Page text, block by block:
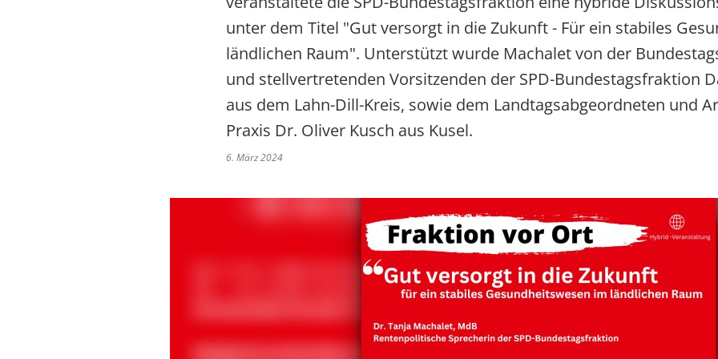
SOMMERFEST DER INITIATIVE
INITIATIVE FÜR
ALLIZE - DIE APP FÜR
HERZLICHE EINLADUNG
unter dem Titel "Gut versorgt in die Zukunft - Für ein stabiles
ländlichen Raum". Unterstützt wurde Machalet von der
und stellvertretenden Vorsitzenden der SPD-Bundestagsfraktion
aus dem Lahn-Dill-Kreis, sowie dem Landtagsabgeordneten und
Praxis Dr. Oliver Kusch aus Kusel.
6. März 2024